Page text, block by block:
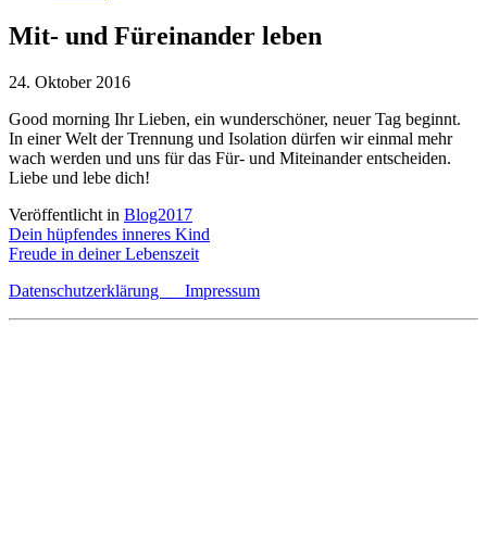
Mit- und Füreinander leben
24. Oktober 2016
Good morning Ihr Lieben, ein wunderschöner, neuer Tag beginnt.
In einer Welt der Trennung und Isolation dürfen wir einmal mehr
wach werden und uns für das Für- und Miteinander entscheiden.
Liebe und lebe dich!
Veröffentlicht in Blog2017
Beitragsnavigation
Dein hüpfendes inneres Kind
Freude in deiner Lebenszeit
Datenschutzerklärung Impressum